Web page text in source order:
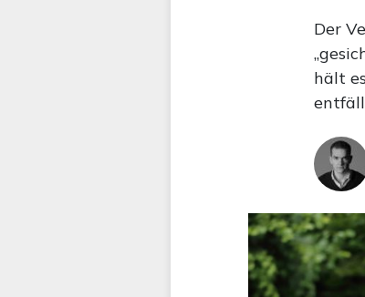
Der
hält